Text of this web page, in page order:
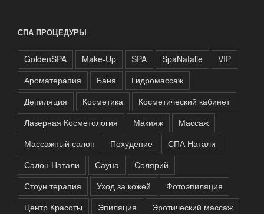
СПА ПРОЦЕДУРЫ
GoldenSPA Make-Up SPA SpaNatalie
VIP
Ароматерапия
Баня
Гидромассаж
Депиляция
Косметика
Косметический кабинет
Лазерная Косметология
Макияж
Массаж
Массажный салон
Похудение
СПА Натали
Салон Натали
Сауна
Солярий
Стоун терапия
Уход за кожей
Фотоэпиляция
Центр Красоты
Эпиляция Эротический массаж